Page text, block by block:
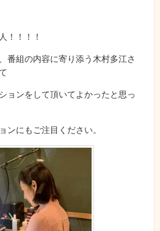
！！！！
番組の内容に寄り添う木村多江さ
ョンをして頂いてよかったと思っ
ンにもご注目ください。